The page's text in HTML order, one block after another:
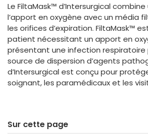
France
International English
Le FiltaMask™ d’Intersurgical
l’apport en oxygène avec un média
les orifices d’expiration. FiltaMask™
patient nécessitant un apport en
présentant une infection
source de dispersion d’agents
d’Intersurgical est conçu pour
soignant, les paramédicaux et les
Sur cette page